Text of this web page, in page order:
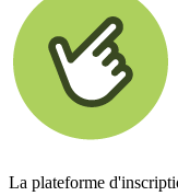
La plateforme